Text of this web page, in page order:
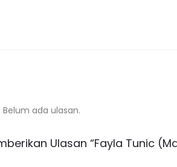
Belum ada ulasan.
Ulasan “Fayla Tunic